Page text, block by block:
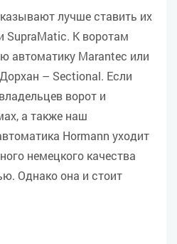
лучше ставить их
SupraMatic. К воротам
автоматику Marantec или
– Sectional. Если
ворот и
а также наш
Hormann уходит
немецкого качества
Однако она и стоит